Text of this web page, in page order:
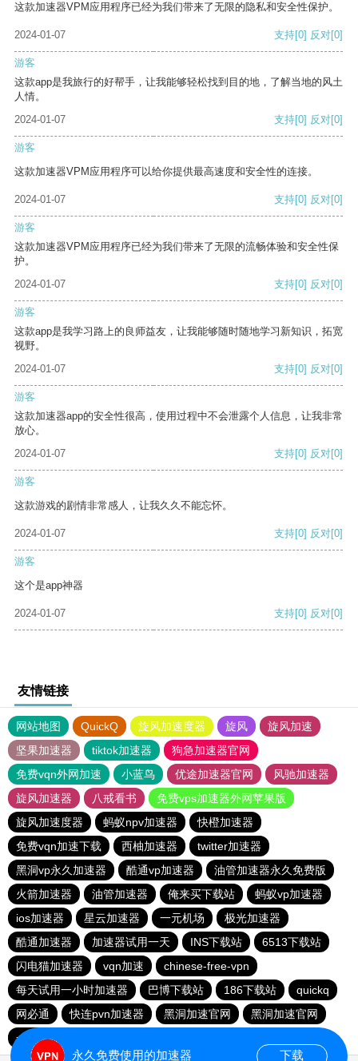
这款加速器VPM应用程序已经为我们带来了无限的隐私和安全性保护。
2024-01-07 支持[0] 反对[0]
游客
这款app是我旅行的好帮手，让我能够轻松找到目的地，了解当地的风土
人情。
2024-01-07
支持[0] 反对[0]
游客
这款加速器VPM应用程序可以给你提供最高速度和安全性的连接。
2024-01-07 支持[0] 反对[0]
游客
这款加速器VPM应用程序已经为我们带来了无限的流畅体验和安全性保
护。
2024-01-07
支持[0] 反对[0]
游客
这款app是我学习路上的良师益友，让我能够随时随地学习新知识，拓宽
视野。
2024-01-07
支持[0] 反对[0]
游客
这款加速器app的安全性很高，使用过程中不会泄露个人信息，让我非常
放心。
2024-01-07
支持[0] 反对[0]
游客
这款游戏的剧情非常感人，让我久久不能忘怀。
2024-01-07 支持[0] 反对[0]
游客
这个是app神器
2024-01-07 支持[0] 反对[0]
友情链接
网站地图 QuickQ 旋风加速度器 旋风
旋风加速
坚果加速器
tiktok加速器
狗急加速器官网
免费vqn外网加速
小蓝鸟 优途加速器官网
风驰加速器
旋风加速器
八戒看书
免费vps加速器外网苹果版
旋风加速度器
蚂蚁npv加速器
快橙加速器
免费vqn加速下载
西柚加速器
twitter加速器
黑洞vp永久加速器
酷通vp加速器
油管加速器永久免费版
火箭加速器
油管加速器 俺来买下载站
蚂蚁vp加速器
ios加速器
星云加速器 一元机场
极光加速器
酷通加速器
加速器试用一天 INS下载站
6513下载站
闪电猫加速器
vqn加速
chinese-free-vpn
每天试用一小时加速器
巴博下载站 186下载站
quickq
网必通
快连pvn加速器 黑洞加速官网
黑洞加速官网
一元机场
永久免费使用的加速器 下载